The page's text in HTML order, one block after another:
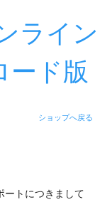
ライン
ード版
ショップへ戻る
ートにつきまして